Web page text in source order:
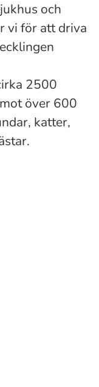
och
vi för att driva
2500
över 600
katter,